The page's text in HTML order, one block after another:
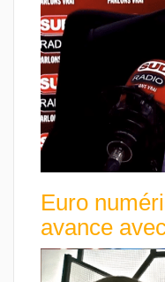
Euro
avance